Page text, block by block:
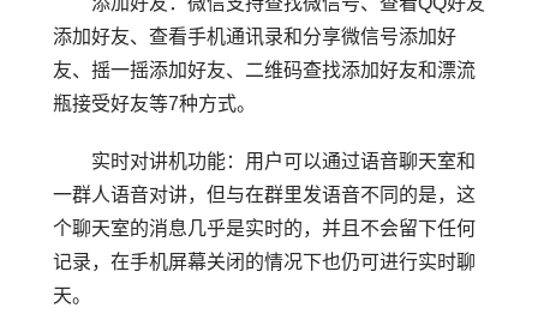
添加好友、查看手机通讯录和分享微信号添加好
友、摇一摇添加好友、二维码查找添加好友和漂流
瓶接受好友等7种方式。
实时对讲机功能：用户可以通过语音聊天室和
一群人语音对讲，但与在群里发语音不同的是，这
个聊天室的消息几乎是实时的，并且不会留下任何
记录，在手机屏幕关闭的情况下也仍可进行实时聊
天。